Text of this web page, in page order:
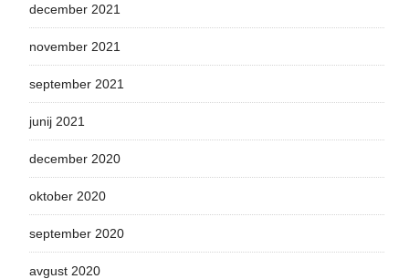
december 2021
november 2021
september 2021
junij 2021
december 2020
oktober 2020
september 2020
avgust 2020